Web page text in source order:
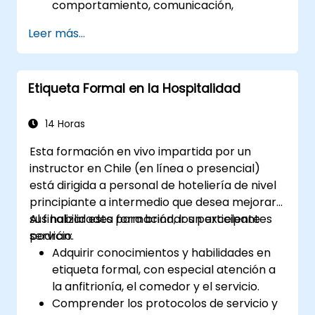
comportamiento, comunicación,
laborales.
Descubrir las fortalezas del equipo y
cómo aprovecharlas para aumentar la
eficiencia en el logro de objetivos.
cooperación, lo que permitirá que el
Aumentar la satisfacción laboral de los
miembros del equipo mediante el análisis
de cómo cada uno puede aprovechar
mejor sus fortalezas y potencial,
minimizando al mismo tiempo los
factores de estrés en el trabajo.
Practicar una gestión de la diversidad
más efectiva dentro del equipo y lograr
una alineación de tareas más precisa con
las personas, descubriendo las fortalezas,
Leer más...
Etiqueta Formal en la Hospitalidad
14 Horas
Esta formación en vivo impartida por un
instructor en Chile (en línea o presencial)
está dirigida a personal de hoteliería de nivel
principiante a intermedio que desea mejorar
sus habilidades para brindar un excelente
servicio.
Al finalizar esta formación, los participantes
podrán:
Adquirir conocimientos y habilidades en
etiqueta formal, con especial atención a
la anfitrionía, el comedor y el servicio.
Comprender los protocolos de servicio y